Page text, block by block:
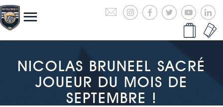
NICOLAS BRUNEEL SACRÉ
JOUEUR DU MOIS DE
SEPTEMBRE !